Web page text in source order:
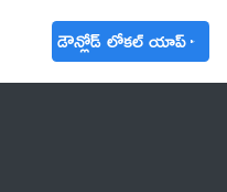
డౌన్లోడ్ లోకల్ యాప్